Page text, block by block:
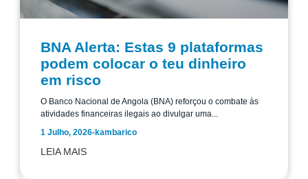
BNA Alerta: Estas 9 plataformas
podem colocar o teu dinheiro
em risco
O Banco Nacional de Angola (BNA) reforçou o combate às
atividades financeiras ilegais ao divulgar uma...
1 Julho, 2026-kambarico
LEIA MAIS